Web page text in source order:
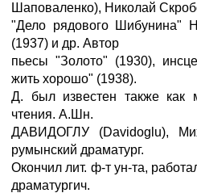
Шаповаленко), Николай
"Дело рядового Шибунина"
(1937) и др. Автор
пьесы "Золото" (1930),
жить хорошо" (1938).
Д. был известен также как
чтения. А.Шн.
ДАВИДОГЛУ (Davidoglu),
румынский драматург.
Окончил лит. ф-т ун-та,
драматургич.